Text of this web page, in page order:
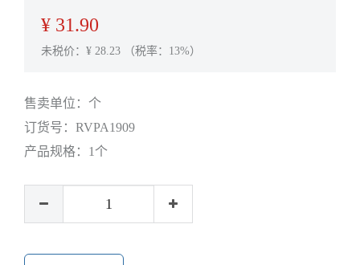
¥ 31.90
未税价：¥ 28.23 （税率：13%）
售卖单位： 个
订货号： RVPA1909
产品规格： 1个